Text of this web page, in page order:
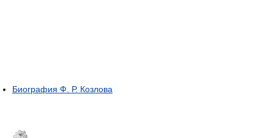
Биография Ф. Р. Козлова